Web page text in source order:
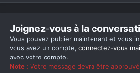
Joignez-vous à la
Vous pouvez publier maintenant et vous
vous avez un compte, connectez-vous
avec votre compte.
Note : Votre message devra être